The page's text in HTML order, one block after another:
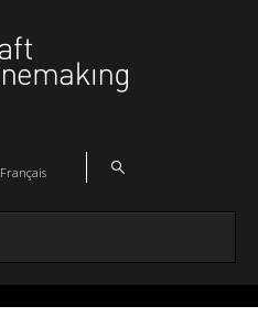
Français